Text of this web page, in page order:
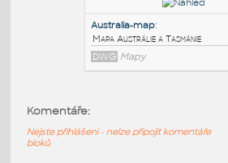
Europe Map:
Mapa Evropy
DWG Mapy
DWG Mapy
Komentáře:
Nejste přihlášeni - nelze připojit komentáře
bloků